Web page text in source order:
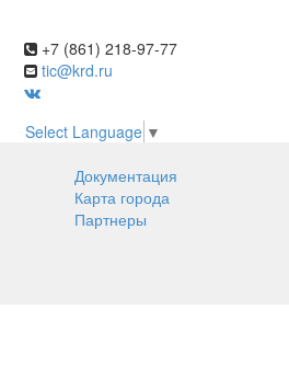
+7 (861) 218-97-77
tic@krd.ru
Select Language ▼
Документация
Карта города
Партнеры